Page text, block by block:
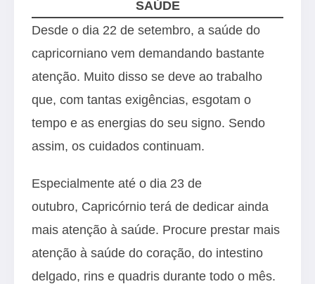
SAÚDE
Desde o dia 22 de setembro, a saúde do
capricorniano vem demandando bastante
atenção. Muito disso se deve ao trabalho
que, com tantas exigências, esgotam o
tempo e as energias do seu signo. Sendo
assim, os cuidados continuam.
Especialmente até o dia 23 de
outubro, Capricórnio terá de dedicar ainda
mais atenção à saúde. Procure prestar mais
atenção à saúde do coração, do intestino
delgado, rins e quadris durante todo o mês.